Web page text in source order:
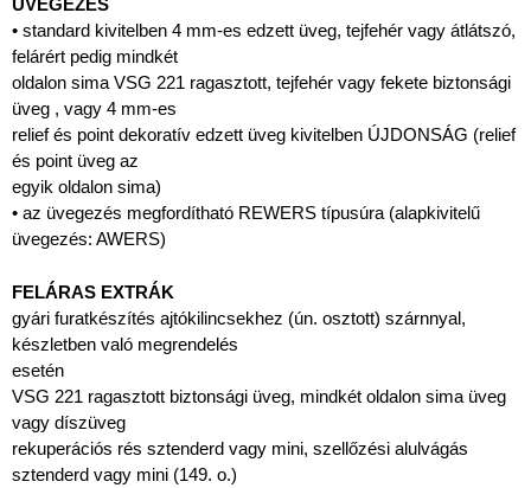
ÜVEGEZÉS
• standard kivitelben 4 mm-es edzett üveg, tejfehér vagy átlátszó,
felárért pedig mindkét
oldalon sima VSG 221 ragasztott, tejfehér vagy fekete biztonsági
üveg , vagy 4 mm-es
relief és point dekoratív edzett üveg kivitelben ÚJDONSÁG (relief
és point üveg az
egyik oldalon sima)
• az üvegezés megfordítható REWERS típusúra (alapkivitelű
üvegezés: AWERS)
FELÁRAS EXTRÁK
gyári furatkészítés ajtókilincsekhez (ún. osztott) szárnnyal,
készletben való megrendelés
esetén
VSG 221 ragasztott biztonsági üveg, mindkét oldalon sima üveg
vagy díszüveg
rekuperációs rés sztenderd vagy mini, szellőzési alulvágás
sztenderd vagy mini (149. o.)